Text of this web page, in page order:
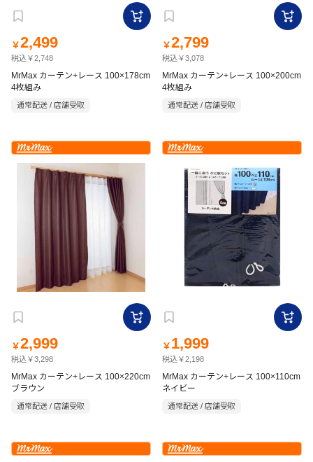
￥2,499
税込￥2,748
MrMax カーテン+レース 100×178cm
4枚組み
通常配送 / 店舗受取
￥2,799
税込￥3,078
MrMax カーテン+レース 100×200cm
4枚組み
通常配送 / 店舗受取
￥2,999
税込￥3,298
MrMax カーテン+レース 100×220cm
ブラウン
通常配送 / 店舗受取
￥ 1,999
税込￥2,198
MrMax カーテン+レース 100×110cm
ネイビー
通常配送 / 店舗受取